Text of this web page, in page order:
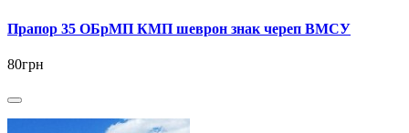
Прапор 35 ОБрМП КМП шеврон знак череп ВМСУ
80грн